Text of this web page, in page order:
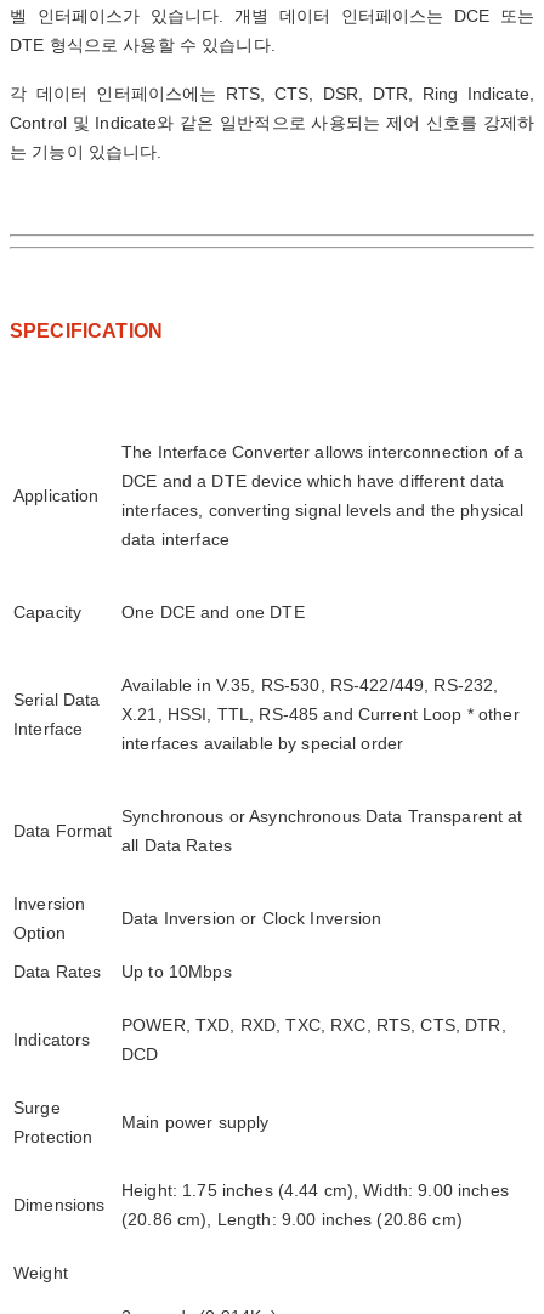
벨 인터페이스가 있습니다. 개별 데이터 인터페이스는 DCE 또는
DTE 형식으로 사용할 수 있습니다.
각 데이터 인터페이스에는 RTS, CTS, DSR, DTR, Ring Indicate,
Control 및 Indicate와 같은 일반적으로 사용되는 제어 신호를 강제하
는 기능이 있습니다.
SPECIFICATION
Application
The Interface Converter allows interconnection of a
DCE and a DTE device which have different data
interfaces, converting signal levels and the physical
data interface
Capacity One DCE and one DTE
Serial Data
Interface
Available in V.35, RS-530, RS-422/449, RS-232,
X.21, HSSI, TTL, RS-485 and Current Loop * other
interfaces available by special order
Data Format
Synchronous or Asynchronous Data Transparent at
all Data Rates
Inversion
Option
Data Inversion or Clock Inversion
Data Rates Up to 10Mbps
Indicators
POWER, TXD, RXD, TXC, RXC, RTS, CTS, DTR,
DCD
Surge
Protection
Main power supply
Dimensions
Height: 1.75 inches (4.44 cm), Width: 9.00 inches
(20.86 cm), Length: 9.00 inches (20.86 cm)
Weight